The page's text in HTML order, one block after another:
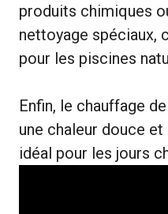
produits chimiques
nettoyage spéciaux,
pour les piscines
Enfin, le chauffage
une chaleur douce
idéal pour les jours